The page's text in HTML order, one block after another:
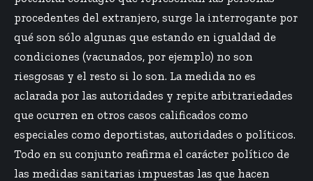
procedentes del extranjero, surge la interrogante por
qué son sólo algunas que estando en igualdad de
condiciones (vacunados, por ejemplo) no son
riesgosas y el resto si lo son. La medida no es
aclarada por las autoridades y repite arbitrariedades
que ocurren en otros casos calificados como
especiales como deportistas, autoridades o políticos.
Todo en su conjunto reafirma el carácter político de
las medidas sanitarias impuestas las que hacen